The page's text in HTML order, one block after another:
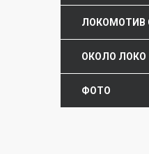
ЛОКОМОТИВ
ОКОЛО ЛОКО
ФОТО